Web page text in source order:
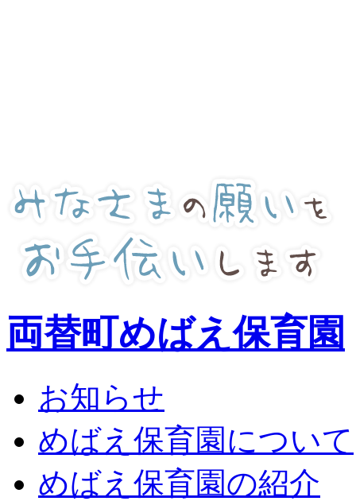
両替町めばえ保育園
お知らせ
めばえ保育園について
めばえ保育園の紹介